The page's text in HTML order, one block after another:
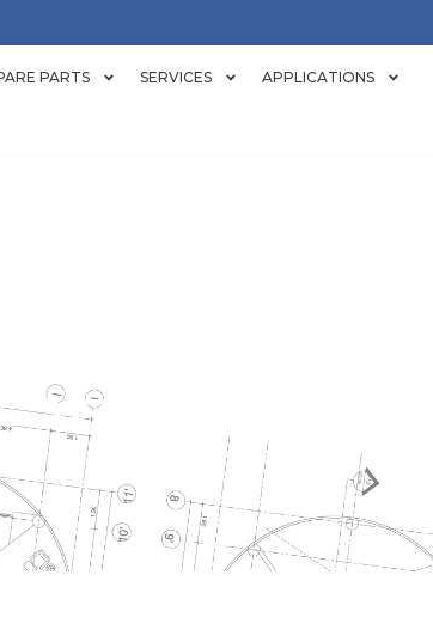
PARTS SERVICES APPLICATIONS
DE